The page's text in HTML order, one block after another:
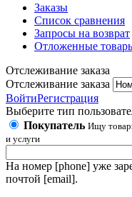
Заказы
Список сравнения
Запросы на возврат
Отложенные
Отслеживание заказа
Отслеживание заказа
ВойтиРегистрация
Выберите тип
Покупатель Ищу
и услуги
На номер [phone] уже
почтой [email].